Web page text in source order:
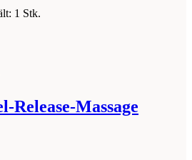
1 Stk.
Release-Massage